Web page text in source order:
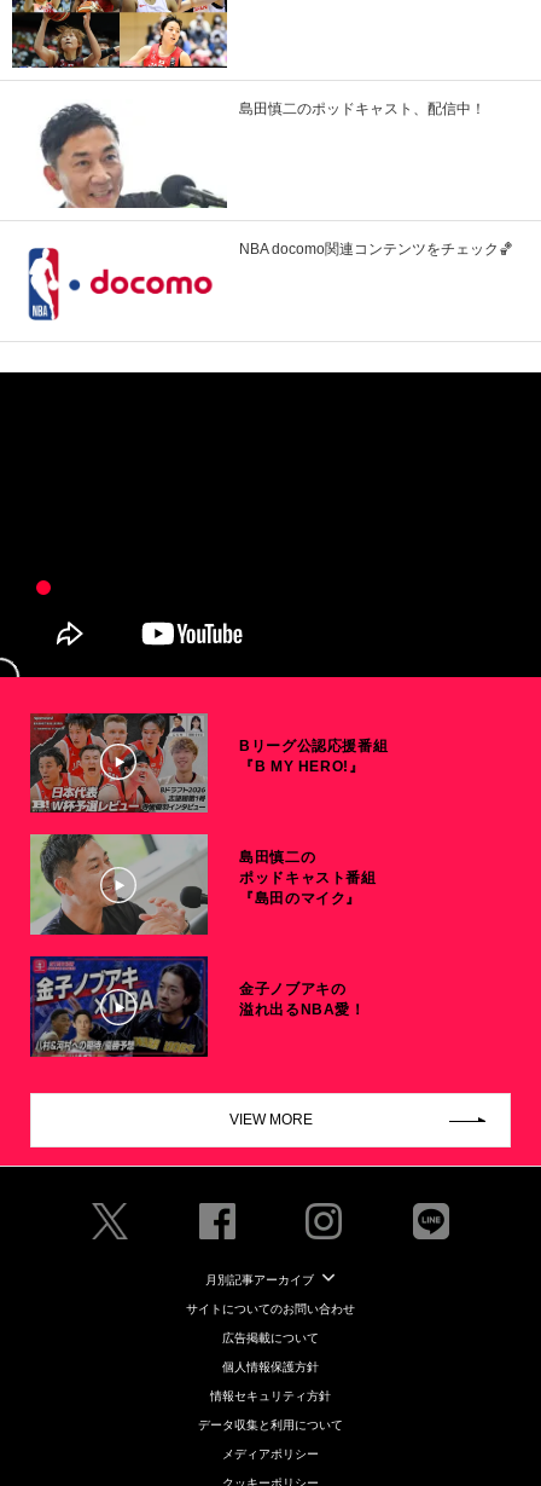
島田慎二のポッドキャスト、配信中！
NBA docomo関連コンテンツをチェック🏀
Bリーグ公認応援番組
『B MY HERO!』
島田慎二の
ポッドキャスト番組
『島田のマイク』
金子ノブアキの
溢れ出るNBA愛！
VIEW MORE
月別記事アーカイブ
サイトについてのお問い合わせ
広告掲載について
個人情報保護方針
情報セキュリティ方針
データ収集と利用について
メディアポリシー
クッキーポリシー